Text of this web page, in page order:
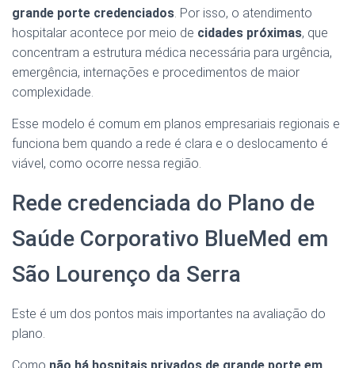
grande porte credenciados. Por isso, o atendimento
hospitalar acontece por meio de cidades próximas, que
concentram a estrutura médica necessária para urgência,
emergência, internações e procedimentos de maior
complexidade.
Esse modelo é comum em planos empresariais regionais e
funciona bem quando a rede é clara e o deslocamento é
viável, como ocorre nessa região.
Rede credenciada do Plano de
Saúde Corporativo BlueMed em
São Lourenço da Serra
Este é um dos pontos mais importantes na avaliação do
plano.